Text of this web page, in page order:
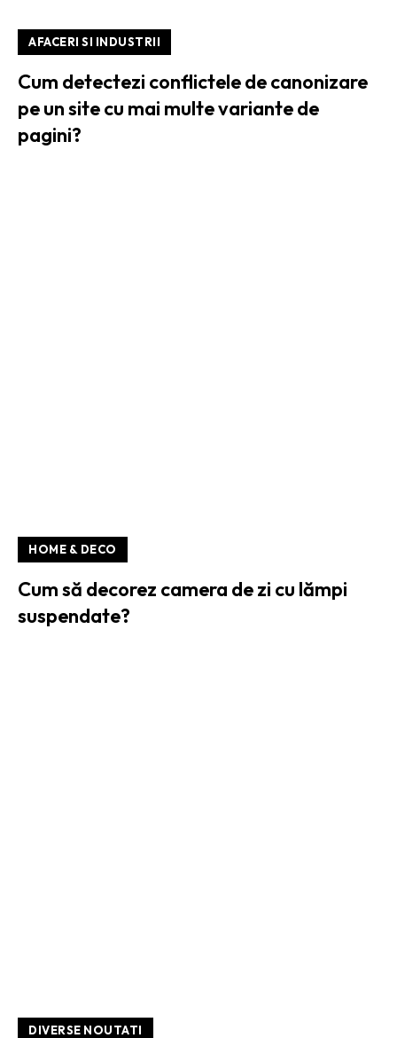
AFACERI SI INDUSTRII
Cum detectezi conflictele de canonizare
pe un site cu mai multe variante de
pagini?
HOME & DECO
Cum să decorez camera de zi cu lămpi
suspendate?
DIVERSE NOUTATI